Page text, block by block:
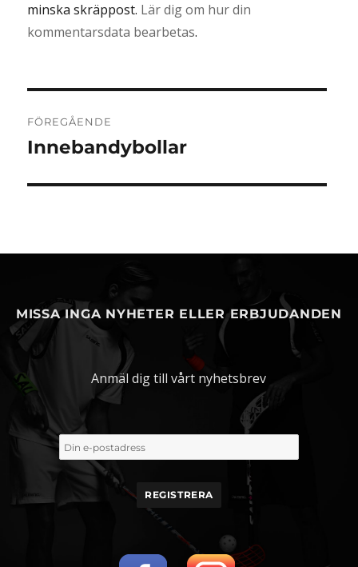
minska skräppost. Lär dig om hur din
kommentarsdata bearbetas.
FÖREGÅENDE
Föregående
Innebandybollar
MISSA INGA NYHETER ELLER ERBJUDANDEN
Anmäl dig till vårt nyhetsbrev